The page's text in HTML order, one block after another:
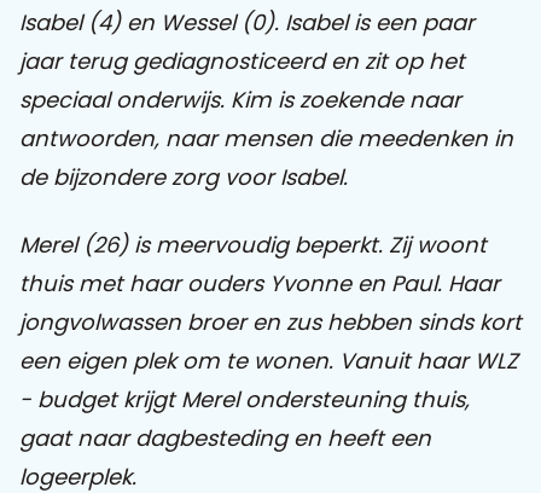
Isabel (4) en Wessel (0). Isabel is een paar
jaar terug gediagnosticeerd en zit op het
speciaal onderwijs. Kim is zoekende naar
antwoorden, naar mensen die meedenken in
de bijzondere zorg voor Isabel.
Merel (26) is meervoudig beperkt. Zij woont
thuis met haar ouders Yvonne en Paul. Haar
jongvolwassen broer en zus hebben sinds kort
een eigen plek om te wonen. Vanuit haar WLZ
- budget krijgt Merel ondersteuning thuis,
gaat naar dagbesteding en heeft een
logeerplek.